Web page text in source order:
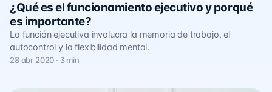
¿Qué es el funcionamiento ejecutivo y porqué
es importante?
La función ejecutiva involucra la memoria de trabajo, el
autocontrol y la flexibilidad mental.
28 abr 2020 · 3 min